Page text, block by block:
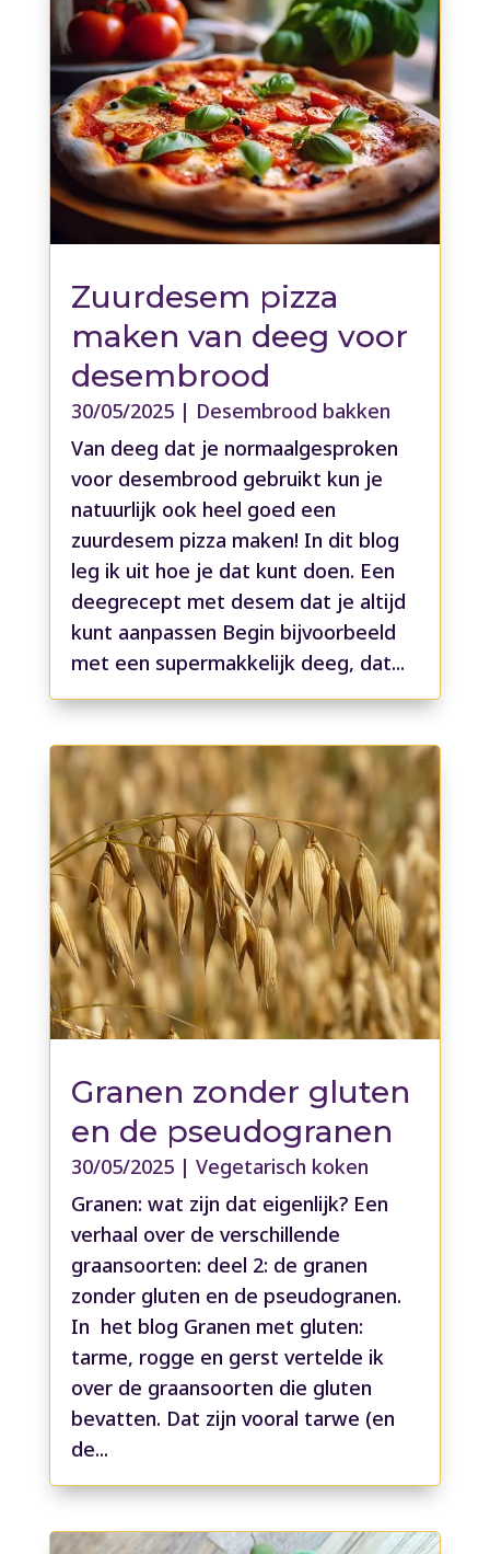
Zuurdesem pizza
maken van deeg voor
desembrood
30/05/2025| Desembrood bakken
Van deeg dat je normaalgesproken
voor desembrood gebruikt kun je
natuurlijk ook heel goed een
zuurdesem pizza maken! In dit blog
leg ik uit hoe je dat kunt doen. Een
deegrecept met desem dat je altijd
kunt aanpassen Begin bijvoorbeeld
met een supermakkelijk deeg, dat...
Granen zonder gluten
en de pseudogranen
30/05/2025| Vegetarisch koken
Granen: wat zijn dat eigenlijk? Een
verhaal over de verschillende
graansoorten: deel 2: de granen
zonder gluten en de pseudogranen.
In het blog Granen met gluten:
tarme, rogge en gerst vertelde ik
over de graansoorten die gluten
bevatten. Dat zijn vooral tarwe (en
de...